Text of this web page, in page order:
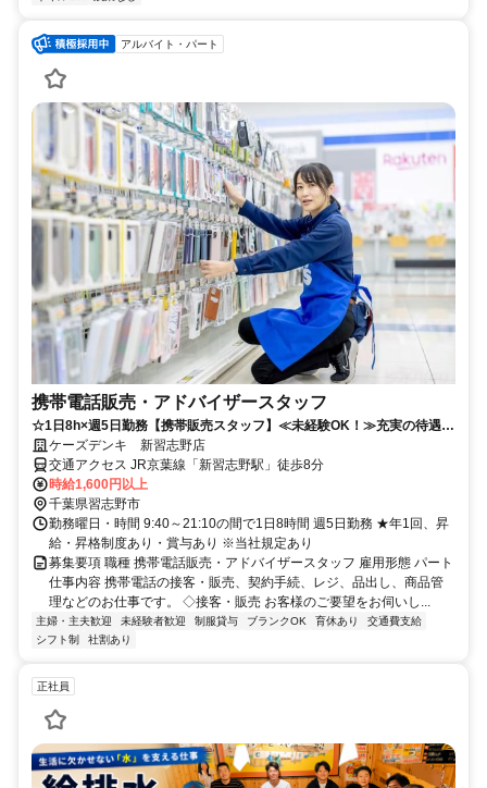
アルバイト・パート
携帯電話販売・アドバイザースタッフ
☆1日8h×週5日勤務【携帯販売スタッフ】≪未経験OK！≫充実の待遇で
働きやすさ抜群◎
ケーズデンキ 新習志野店
交通アクセス JR京葉線「新習志野駅」徒歩8分
時給1,600円以上
千葉県習志野市
勤務曜日・時間 9:40～21:10の間で1日8時間 週5日勤務 ★年1回、昇
給・昇格制度あり・賞与あり ※当社規定あり
募集要項 職種 携帯電話販売・アドバイザースタッフ 雇用形態 パート
仕事内容 携帯電話の接客・販売、契約手続、レジ、品出し、商品管
理などのお仕事です。 ◇接客・販売 お客様のご要望をお伺いし...
主婦・主夫歓迎 未経験者歓迎 制服貸与 ブランクOK 育休あり
交通費支給
シフト制
社割あり
正社員